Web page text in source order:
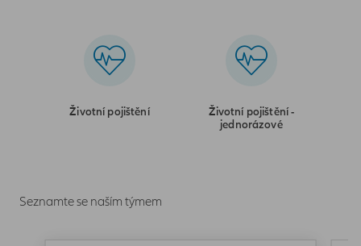
Životní pojištění
Životní pojištění -
jednorázové
Seznamte se naším týmem